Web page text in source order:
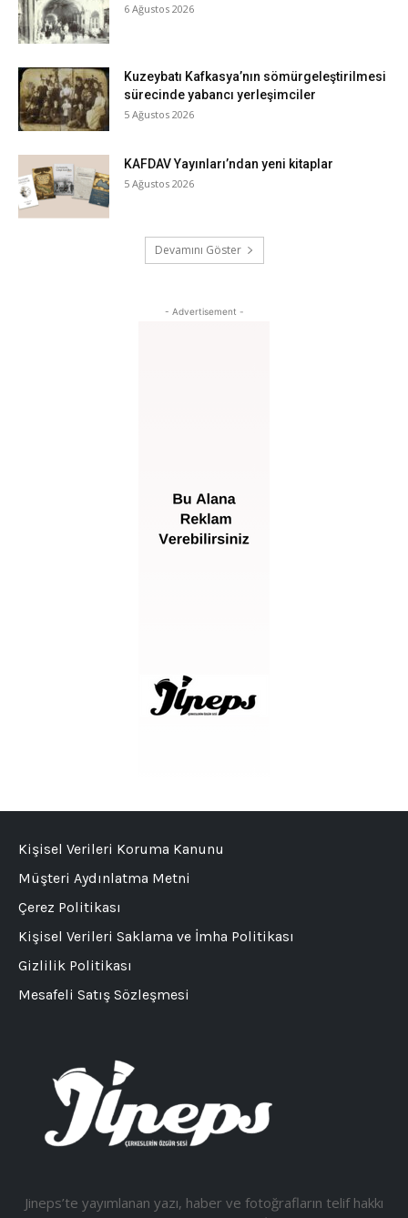
6 Ağustos 2026
Kuzeybatı Kafkasya’nın sömürgeleştirilmesi
sürecinde yabancı yerleşimciler
5 Ağustos 2026
KAFDAV Yayınları’ndan yeni kitaplar
5 Ağustos 2026
Devamını Göster
- Advertisement -
Jineps’te yayımlanan yazı, haber ve fotoğrafların telif hakkı
Kişisel Verileri Koruma Kanunu
Müşteri Aydınlatma Metni
Çerez Politikası
Kişisel Verileri Saklama ve İmha Politikası
Gizlilik Politikası
Mesafeli Satış Sözleşmesi